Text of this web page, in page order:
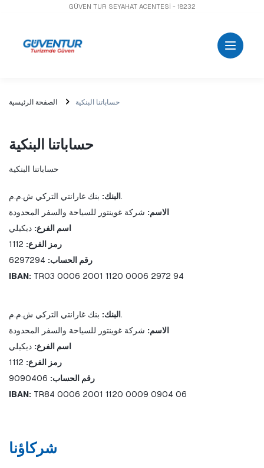
GÜVEN TUR SEYAHAT ACENTESİ - 18232
الصفحة الرئيسية حساباتنا البنكية
حساباتنا البنكية
حساباتنا البنكية
البنك: بنك غارانتي التركي ش.م.م.
الاسم: شركة غوينتور للسياحة والسفر المحدودة
اسم الفرع: ديكيلي
رمز الفرع:
رقم الحساب:
IBAN: TR03 0006 2001 1120 0006 2972 94
البنك: بنك غارانتي التركي ش.م.م.
الاسم: شركة غوينتور للسياحة والسفر المحدودة
اسم الفرع: ديكيلي
رمز الفرع:
رقم الحساب:
IBAN: TR84 0006 2001 1120 0009 0904 06
شركاؤنا